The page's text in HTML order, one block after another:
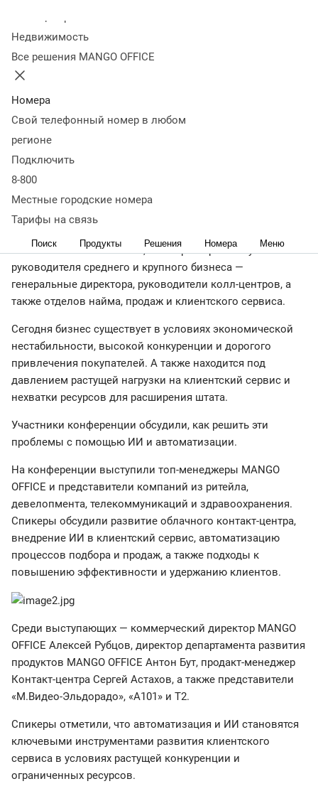
Недвижимость
Все решения MANGO OFFICE
Номера
Свой телефонный номер в любом
регионе
Подключить
8-800
Местные городские номера
Тарифы на связь
Поиск Продукты Решения Номера Меню
развитии контакт-
центров и ИИ-
автоматизации
29 мая3 291
Участники обсудили, как снизить нагрузку на
сотрудников, ускорить обработку обращений и сохранить
клиентов в условиях экономической турбулентности.
контакт с MANGO OFFICE», в которой приняли участие 93
руководителя среднего и крупного бизнеса —
генеральные директора, руководители колл-центров, а
также отделов найма, продаж и клиентского сервиса.
Сегодня бизнес существует в условиях экономической
нестабильности, высокой конкуренции и дорогого
привлечения покупателей. А также находится под
давлением растущей нагрузки на клиентский сервис и
нехватки ресурсов для расширения штата.
Участники конференции обсудили, как решить эти
проблемы с помощью ИИ и автоматизации.
На конференции выступили топ-менеджеры MANGO
OFFICE и представители компаний из ритейла,
девелопмента, телекоммуникаций и здравоохранения.
Спикеры обсудили развитие облачного контакт-центра,
внедрение ИИ в клиентский сервис, автоматизацию
процессов подбора и продаж, а также подходы к
повышению эффективности и удержанию клиентов.
Среди выступающих — коммерческий директор MANGO
OFFICE Алексей Рубцов, директор департамента развития
продуктов MANGO OFFICE Антон Бут, продакт-менеджер
Контакт-центра Сергей Астахов, а также представители
«М.Видео-Эльдорадо», «А101» и Т2.
Спикеры отметили, что автоматизация и ИИ становятся
ключевыми инструментами развития клиентского
сервиса в условиях растущей конкуренции и
ограниченных ресурсов.